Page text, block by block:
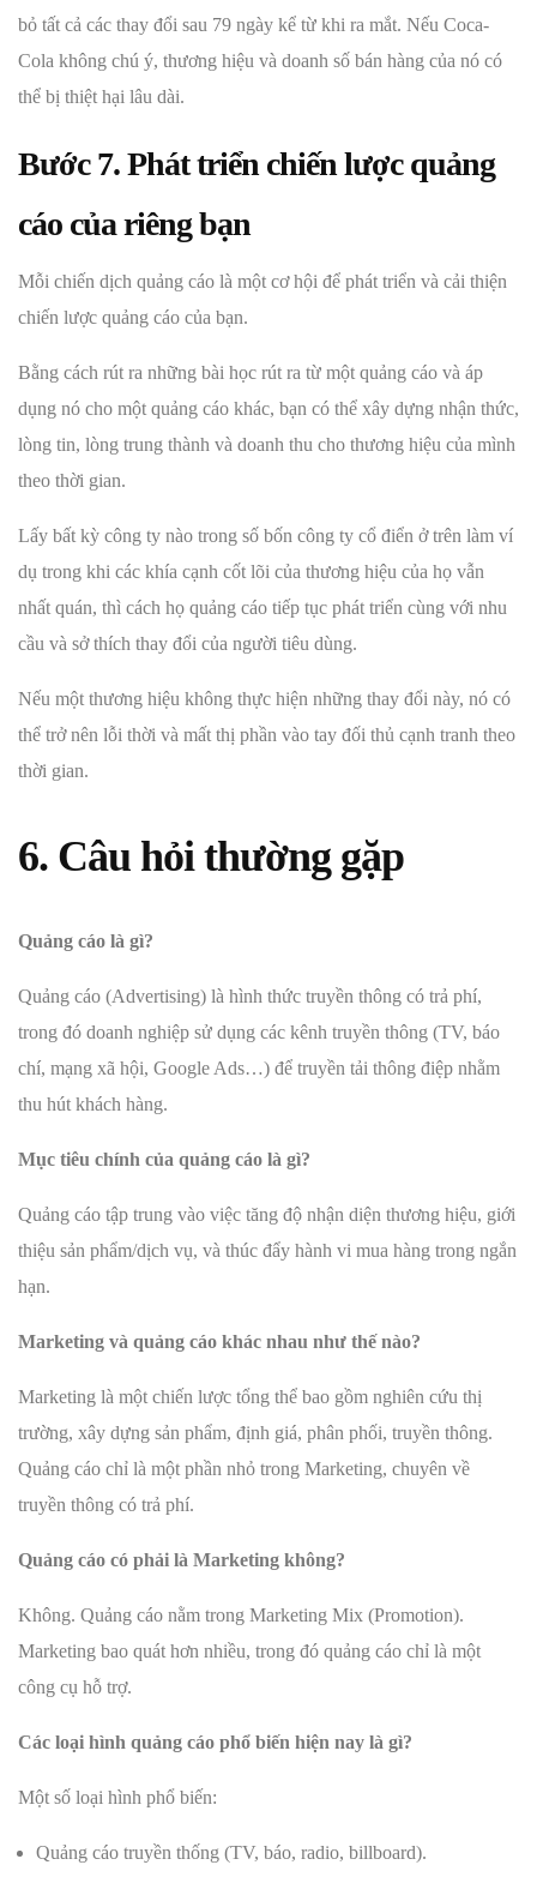
bỏ tất cả các thay đổi sau 79 ngày kể từ khi ra mắt. Nếu Coca-
Cola không chú ý, thương hiệu và doanh số bán hàng của nó có
thể bị thiệt hại lâu dài.
Bước 7. Phát triển chiến lược quảng
cáo của riêng bạn
Mỗi chiến dịch quảng cáo là một cơ hội để phát triển và cải thiện
chiến lược quảng cáo của bạn.
Bằng cách rút ra những bài học rút ra từ một quảng cáo và áp
dụng nó cho một quảng cáo khác, bạn có thể xây dựng nhận thức,
lòng tin, lòng trung thành và doanh thu cho thương hiệu của mình
theo thời gian.
Lấy bất kỳ công ty nào trong số bốn công ty cổ điển ở trên làm ví
dụ trong khi các khía cạnh cốt lõi của thương hiệu của họ vẫn
nhất quán, thì cách họ quảng cáo tiếp tục phát triển cùng với nhu
cầu và sở thích thay đổi của người tiêu dùng.
Nếu một thương hiệu không thực hiện những thay đổi này, nó có
thể trở nên lỗi thời và mất thị phần vào tay đối thủ cạnh tranh theo
thời gian.
6. Câu hỏi thường gặp
Quảng cáo là gì?
Quảng cáo (Advertising) là hình thức truyền thông có trả phí,
trong đó doanh nghiệp sử dụng các kênh truyền thông (TV, báo
chí, mạng xã hội, Google Ads…) để truyền tải thông điệp nhằm
thu hút khách hàng.
Mục tiêu chính của quảng cáo là gì?
Quảng cáo tập trung vào việc tăng độ nhận diện thương hiệu, giới
thiệu sản phẩm/dịch vụ, và thúc đẩy hành vi mua hàng trong ngắn
hạn.
Marketing và quảng cáo khác nhau như thế nào?
Marketing là một chiến lược tổng thể bao gồm nghiên cứu thị
trường, xây dựng sản phẩm, định giá, phân phối, truyền thông.
Quảng cáo chỉ là một phần nhỏ trong Marketing, chuyên về
truyền thông có trả phí.
Quảng cáo có phải là Marketing không?
Không. Quảng cáo nằm trong Marketing Mix (Promotion).
Marketing bao quát hơn nhiều, trong đó quảng cáo chỉ là một
công cụ hỗ trợ.
Các loại hình quảng cáo phổ biến hiện nay là gì?
Một số loại hình phổ biến:
Quảng cáo truyền thống (TV, báo, radio, billboard).